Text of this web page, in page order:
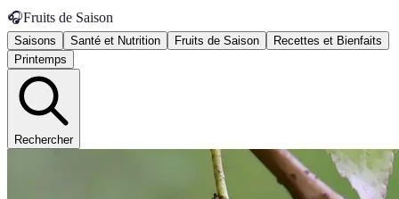
🎧Fruits de Saison
Saisons Santé et Nutrition Fruits de Saison
Recettes et Bienfaits
Printemps
Rechercher